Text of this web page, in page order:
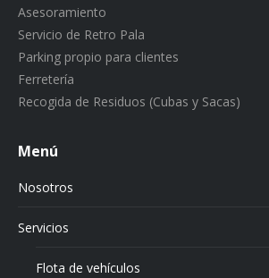
Asesoramiento
Servicio de Retro Pala
Parking propio para clientes
Ferretería
Recogida de Residuos (Cubas y Sacas)
Menú
Nosotros
Servicios
Flota de vehículos